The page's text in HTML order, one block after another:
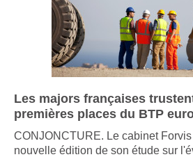
Les majors françaises
premières places du BTP
CONJONCTURE. Le cabinet
nouvelle édition de son étude sur